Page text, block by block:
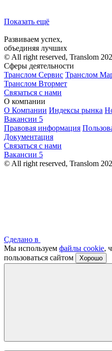
Показать ещё
Развиваем успех,
объединяя лучших
© All right reserved, Translom
Сферы деятельности
Транслом Сервис Транслом
Транслом Втормет
Связаться с нами
О компании
О Компании Индексы рынка
Вакансии 5
Правовая информация
Документация
Связаться с нами
Вакансии 5
© All right reserved, Translom
Сделано в
Мы используем файлы cookie,
пользоваться сайтом
Хорошо